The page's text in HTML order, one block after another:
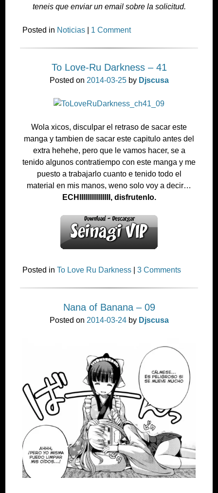
teneis que enviar un email sobre la solicitud.
Posted in Noticias 1 Comment
To Love-Ru Darkness – 41
Posted on 2014-03-25by Djscusa
Wola xicos, disculpar el retraso de sacar este
manga y tambien de sacar este capitulo antes del
extra hehehe, pero que le vamos hacer, se a
tenido algunos contratiempo con este manga y me
puesto a trabajarlo cuanto e tenido todo el
material en mis manos, weno solo voy a decir…
ECHIIIIIIIIIIIIIIII, disfrutenlo.
Posted inTo Love Ru Darkness |3 Comments
Nana of Banana – 09
Posted on 2014-03-24by Djscusa